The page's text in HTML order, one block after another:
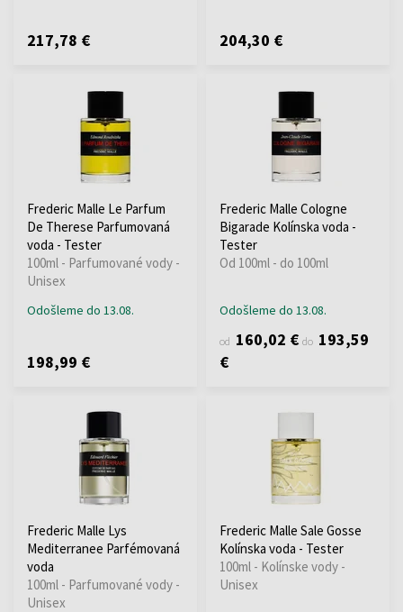
217,78 € 204,30 €
Frederic Malle Le Parfum
De Therese Parfumovaná
voda - Tester
100ml - Parfumované vody -
Unisex
Odošleme do 13.08.
198,99 €
Frederic Malle Cologne
Bigarade Kolínska voda -
Tester
Od 100ml - do 100ml
Odošleme do 13.08.
od 160,02 € do 193,59
€
Frederic Malle Lys
Mediterranee Parfémovaná
voda
100ml - Parfumované vody -
Unisex
Frederic Malle Sale Gosse
Kolínska voda - Tester
100ml - Kolínske vody -
Unisex